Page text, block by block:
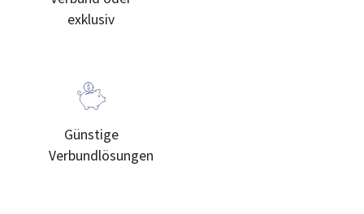
exklusiv
Günstige
Verbundlösungen